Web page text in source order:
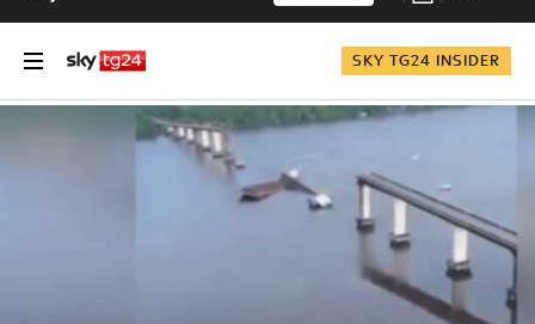
SKY TG24 INSIDER